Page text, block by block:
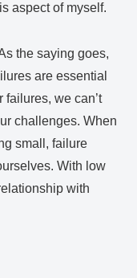
aspect of myself.
the saying goes,
are essential
failures, we can’t
challenges. When
small, failure
With low
with